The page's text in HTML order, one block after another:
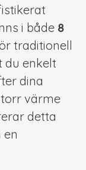
i både 8
traditionell
du enkelt
dina
värme
detta